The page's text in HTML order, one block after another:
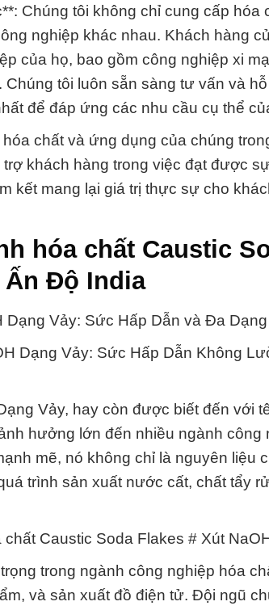
Chúng tôi không chỉ cung cấp hóa
nghiệp khác nhau. Khách hàng
của họ, bao gồm công nghiệp xi
tôi luôn sẵn sàng tư vấn và
để đáp ứng các nhu cầu cụ thể
chất và ứng dụng của chúng
khách hàng trong việc đạt được
kết mang lại giá trị thực sự cho
hóa chất Caustic
Ấn Độ India
Vảy: Sức Hấp Dẫn và Đa
Dạng Vảy: Sức Hấp Dẫn Không
Vảy, hay còn được biết đến với
hưởng lớn đến nhiều ngành
mẽ, nó không chỉ là nguyên liệu
trình sản xuất nước cất, chất tẩy
Caustic Soda Flakes # Xút
trong ngành công nghiệp hóa
và sản xuất đồ điện tử. Đội ngũ